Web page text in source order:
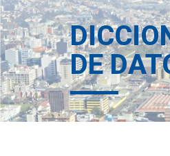
DE